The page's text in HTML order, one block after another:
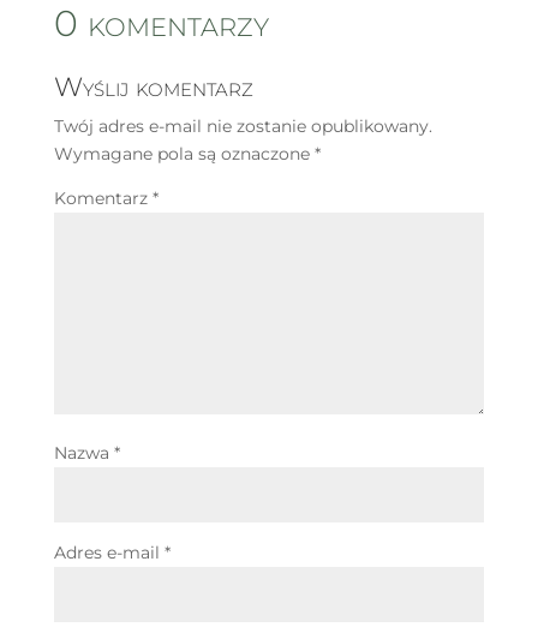
0 komentarzy
Wyślij komentarz
Twój adres e-mail nie zostanie opublikowany.
Wymagane pola są oznaczone *
Komentarz *
Nazwa *
Adres e-mail *